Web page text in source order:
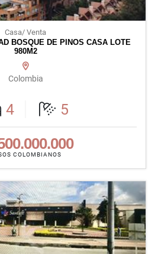
Casa/ Venta
BOSQUE DE PINOS CASA LOTE
980M2
Colombia
4 5
COLOMBIANOS